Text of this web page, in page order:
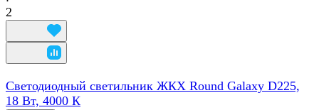
2
Светодиодный светильник ЖКХ Round Galaxy D225,
18 Вт, 4000 К